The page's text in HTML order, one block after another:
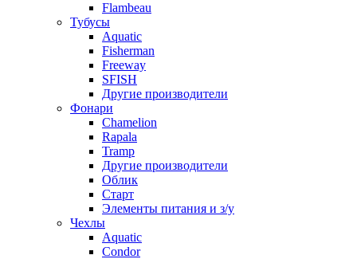
Flambeau
Тубусы
Aquatic
Fisherman
Freeway
SFISH
Другие производители
Фонари
Chamelion
Rapala
Tramp
Другие производители
Облик
Старт
Элементы питания и з/у
Чехлы
Aquatic
Condor